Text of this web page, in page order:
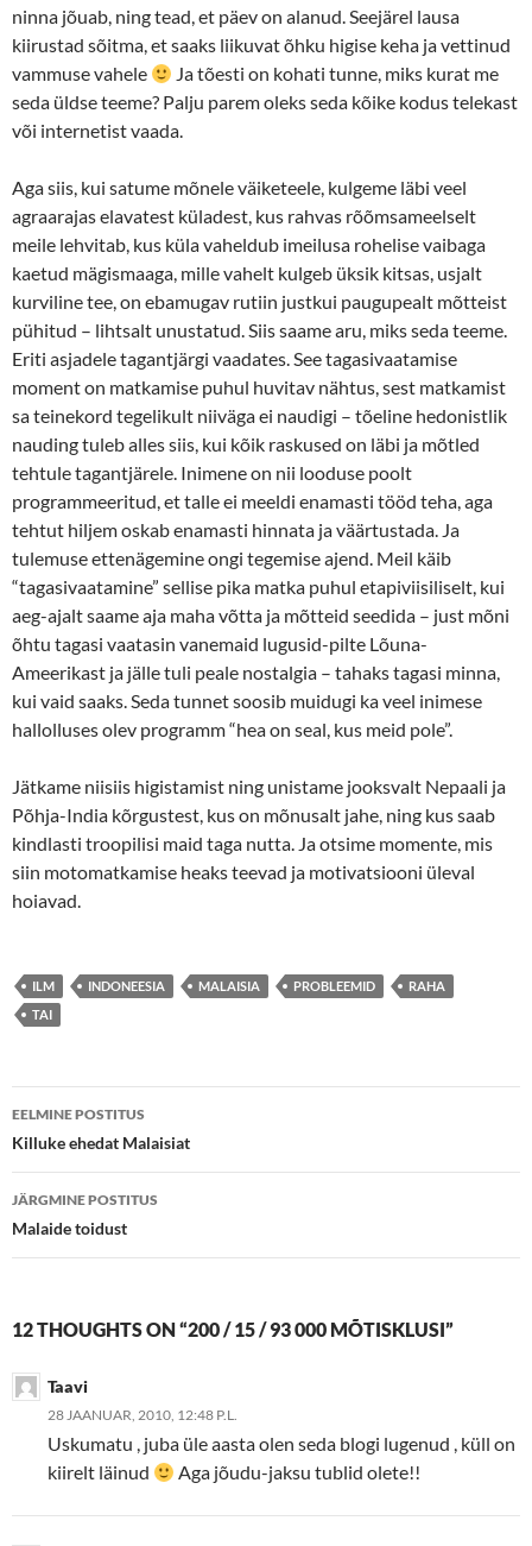
ninna jõuab, ning tead, et päev on alanud. Seejärel lausa
kiirustad sõitma, et saaks liikuvat õhku higise keha ja vettinud
vammuse vahele
Ja tõesti on kohati tunne, miks kurat me
seda üldse teeme? Palju parem oleks seda kõike kodus telekast
või internetist vaada.
Aga siis, kui satume mõnele väiketeele, kulgeme läbi veel
agraarajas elavatest küladest, kus rahvas rõõmsameelselt
meile lehvitab, kus küla vaheldub imeilusa rohelise vaibaga
kaetud mägismaaga, mille vahelt kulgeb üksik kitsas, usjalt
kurviline tee, on ebamugav rutiin justkui paugupealt mõtteist
pühitud – lihtsalt unustatud. Siis saame aru, miks seda teeme.
Eriti asjadele tagantjärgi vaadates. See tagasivaatamise
moment on matkamise puhul huvitav nähtus, sest matkamist
sa teinekord tegelikult niiväga ei naudigi – tõeline hedonistlik
nauding tuleb alles siis, kui kõik raskused on läbi ja mõtled
tehtule tagantjärele. Inimene on nii looduse poolt
programmeeritud, et talle ei meeldi enamasti tööd teha, aga
tehtut hiljem oskab enamasti hinnata ja väärtustada. Ja
tulemuse ettenägemine ongi tegemise ajend. Meil käib
“tagasivaatamine” sellise pika matka puhul etapiviisiliselt, kui
aeg-ajalt saame aja maha võtta ja mõtteid seedida – just mõni
õhtu tagasi vaatasin vanemaid lugusid-pilte Lõuna-
Ameerikast ja jälle tuli peale nostalgia – tahaks tagasi minna,
kui vaid saaks. Seda tunnet soosib muidugi ka veel inimese
hallolluses olev programm “hea on seal, kus meid pole”.
Jätkame niisiis higistamist ning unistame jooksvalt Nepaali ja
Põhja-India kõrgustest, kus on mõnusalt jahe, ning kus saab
kindlasti troopilisi maid taga nutta. Ja otsime momente, mis
siin motomatkamise heaks teevad ja motivatsiooni üleval
hoiavad.
ILM INDONEESIA MALAISIA PROBLEEMID
RAHA
TAI
Postituste
töölaud
EELMINE POSTITUS
Killuke ehedat Malaisiat
JÄRGMINE POSTITUS
Malaide toidust
12 THOUGHTS ON “200 / 15 / 93 000 MÕTISKLUSI”
Taavi
28 JAANUAR, 2010, 12:48 P.L.
Uskumatu , juba üle aasta olen seda blogi lugenud , küll on
kiirelt läinud
Aga jõudu-jaksu tublid olete!!